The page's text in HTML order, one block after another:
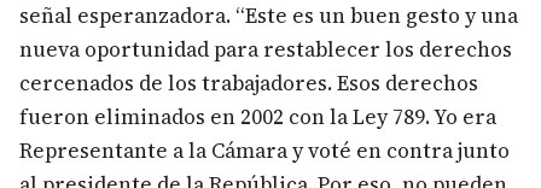
señal esperanzadora. “Este es un buen gesto y una
nueva oportunidad para restablecer los derechos
cercenados de los trabajadores. Esos derechos
fueron eliminados en 2002 con la Ley 789. Yo era
Representante a la Cámara y voté en contra junto